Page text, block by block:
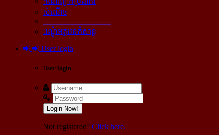
សំណើច
----------------------------
បណ្ដុំអត្ថបទកំសាន្ដ
User login
User login
Login Now!
Not registered? Click here.